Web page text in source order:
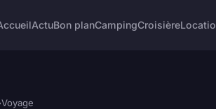
ActuBon planCampingCroisière
Voyage